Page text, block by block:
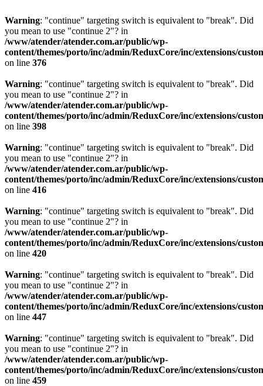
Warning: "continue" targeting switch is equivalent to "break". Did
you mean to use "continue 2"? in
/www/atender/atender.com.ar/public/wp-
content/themes/porto/inc/admin/ReduxCore/inc/extensions/
on line 376
Warning: "continue" targeting switch is equivalent to "break". Did
you mean to use "continue 2"? in
/www/atender/atender.com.ar/public/wp-
content/themes/porto/inc/admin/ReduxCore/inc/extensions/
on line 398
Warning: "continue" targeting switch is equivalent to "break". Did
you mean to use "continue 2"? in
/www/atender/atender.com.ar/public/wp-
content/themes/porto/inc/admin/ReduxCore/inc/extensions/
on line 416
Warning: "continue" targeting switch is equivalent to "break". Did
you mean to use "continue 2"? in
/www/atender/atender.com.ar/public/wp-
content/themes/porto/inc/admin/ReduxCore/inc/extensions/
on line 420
Warning: "continue" targeting switch is equivalent to "break". Did
you mean to use "continue 2"? in
/www/atender/atender.com.ar/public/wp-
content/themes/porto/inc/admin/ReduxCore/inc/extensions/
on line 447
Warning: "continue" targeting switch is equivalent to "break". Did
you mean to use "continue 2"? in
/www/atender/atender.com.ar/public/wp-
content/themes/porto/inc/admin/ReduxCore/inc/extensions/
on line 459